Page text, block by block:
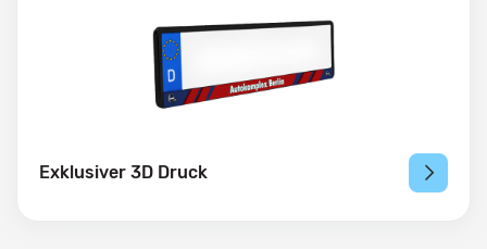
Exklusiver 3D Druck